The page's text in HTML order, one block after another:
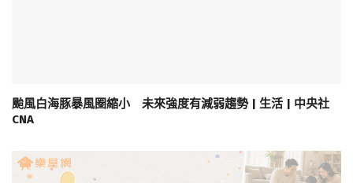
颱風白海豚暴風圈縮小 未來強度有減弱趨勢 | 生活 | 中央社
CNA